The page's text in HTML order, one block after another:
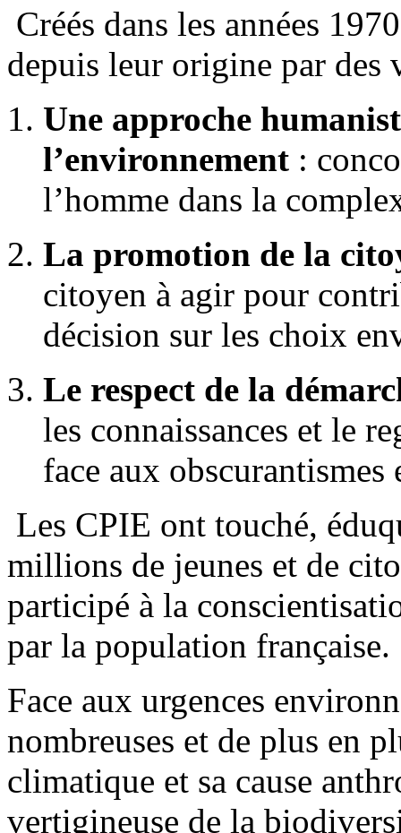
Créés dans les années
depuis leur origine par des
Une approche
l’environnement :
l’homme dans la
La promotion de la
citoyen à agir pour
décision sur les choix
Le respect de la
les connaissances et le
face aux obscurantismes
Les CPIE ont touché,
millions de jeunes et de
participé à la
par la population française.
Face aux urgences
nombreuses et de plus en
climatique et sa cause
vertigineuse de la